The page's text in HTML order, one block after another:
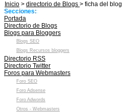
Inicio > directorio de Blogs > ficha del blog
Secciones:
Portada
Directorio de Blogs
Blogs para Bloggers
Blogs SEO
Blogs Recursos bloggers
Directorio RSS
Directorio Twitter
Foros para Webmasters
Foro SEO
Foro Adsense
Foro Adwords
Otros - Webmasters